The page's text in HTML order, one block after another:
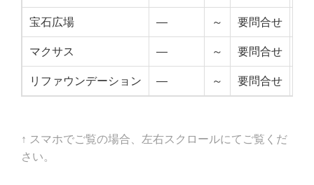
宝石広場 — ～ 要問合せ
マクサス — ～ 要問合せ
リファウンデーション — ～ 要問合せ
↑ スマホでご覧の場合、左右スクロールにてご覧くだ
さい。